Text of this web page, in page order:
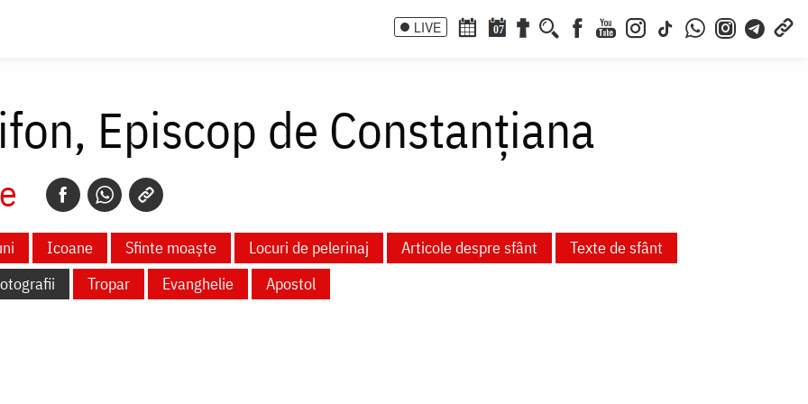
LIVE 07
Episcop de Constanțiana
Icoane Sfinte moaște Locuri de pelerinaj Articole despre sfânt
Texte de sfânt
Tropar Evanghelie Apostol